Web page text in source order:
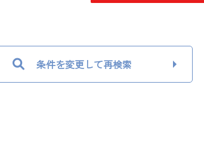
条件を変更して再検索